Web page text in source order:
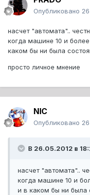
Опубликовано
насчет "автомата"..
когда машине 10 и
каком бы ни была
просто личное мнение
NIC
Опубликовано
В 26.05.2012 в
насчет "автомата"..
когда машине 10 и
и в каком бы ни была